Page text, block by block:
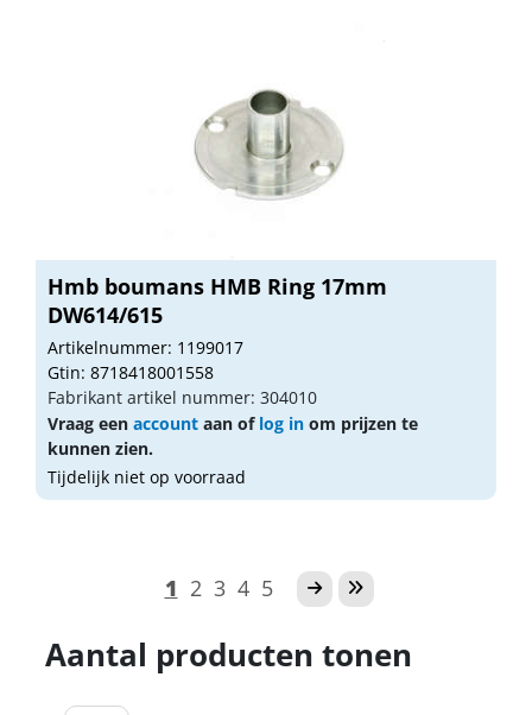
Hmb boumans HMB Ring 17mm
DW614/615
Artikelnummer: 1199017
Gtin: 8718418001558
Fabrikant artikel nummer: 304010
Vraag een account aan of log in om prijzen te
kunnen zien.
Tijdelijk niet op voorraad
1 2 3 4 5
Aantal producten tonen